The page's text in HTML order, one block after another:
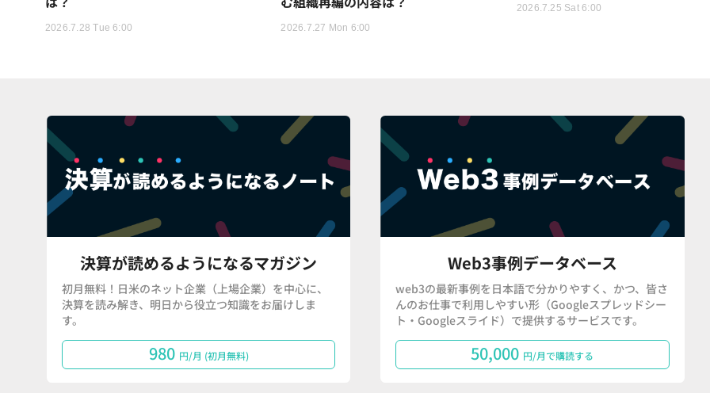
2026.7.28 Tue 6:00 2026.7.27 Mon 6:00
2026.7.25 Sat 6:00
決算が読めるようになるマガジン
初月無料！日米のネット企業（上場企業）を中心に、
決算を読み解き、明日から役立つ知識をお届けしま
す。
980 円/月 (初月無料)
Web3事例データベース
web3の最新事例を日本語で分かりやすく、かつ、皆さ
んのお仕事で利用しやすい形（Googleスプレッドシー
ト・Googleスライド）で提供するサービスです。
50,000 円/月で購読する